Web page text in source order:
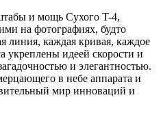
и мощь Сухого T-4,
на фотографиях, будто
линия, каждая кривая, каждое
укреплены идеей скорости и
и элегантностью.
в небе аппарата и
мир инноваций и